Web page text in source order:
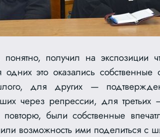
получил на экспозиции
одних это оказались
для других —
через репрессии, для третьих
были собственные
возможность ими поделиться с